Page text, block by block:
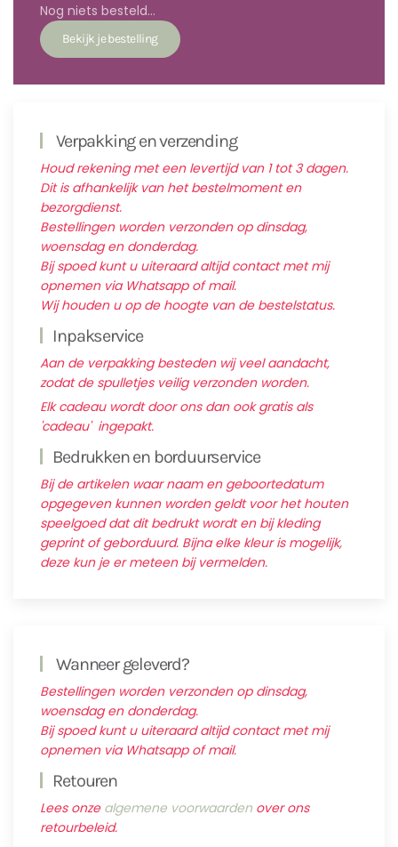
Nog niets besteld...
Verpakking en verzending
Houd rekening met een levertijd van 1 tot 3 dagen.
Dit is afhankelijk van het bestelmoment en
bezorgdienst.
Bestellingen worden verzonden op dinsdag,
woensdag en donderdag.
Bij spoed kunt u uiteraard altijd contact met mij
opnemen via Whatsapp of mail.
Wij houden u op de hoogte van de bestelstatus.
Inpakservice
Aan de verpakking besteden wij veel aandacht,
zodat de spulletjes veilig verzonden worden.
Elk cadeau wordt door ons dan ook gratis als
'cadeau' ingepakt.
Bedrukken en borduurservice
Bij de artikelen waar naam en geboortedatum
opgegeven kunnen worden geldt voor het houten
speelgoed dat dit bedrukt wordt en bij kleding
geprint of geborduurd. Bijna elke kleur is mogelijk,
deze kun je er meteen bij vermelden.
Wanneer geleverd?
Bestellingen worden verzonden op dinsdag,
woensdag en donderdag.
Bij spoed kunt u uiteraard altijd contact met mij
opnemen via Whatsapp of mail.
Retouren
Lees onze algemene voorwaarden over ons
retourbeleid.